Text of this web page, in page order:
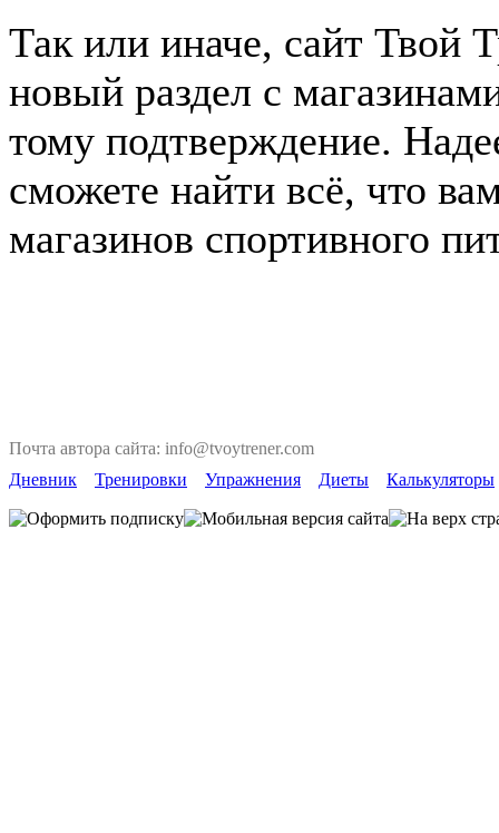
Так или иначе, сайт Твой
новый раздел с
тому подтверждение.
сможете найти всё, что
магазинов спортивного
Почта автора сайта: info@tvoytrener.com
Дневник
Тренировки Упражнения Диеты Калькуляторы